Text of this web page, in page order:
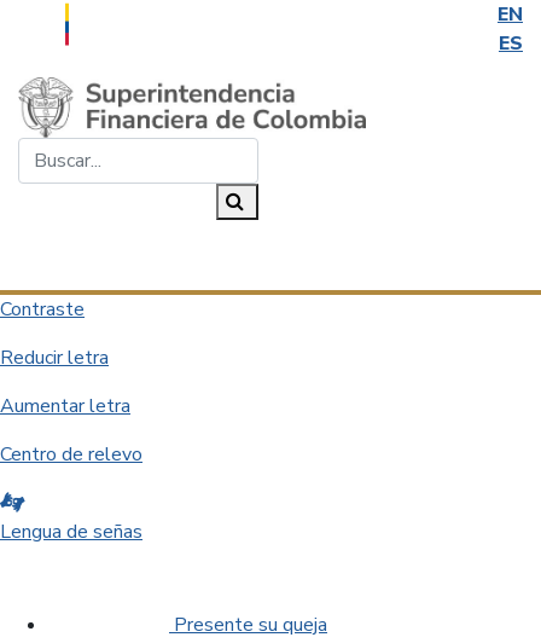
EN
ES
Saltar al contenido principal
Contraste
Reducir letra
Aumentar letra
Centro de relevo
Lengua de señas
Presente su queja